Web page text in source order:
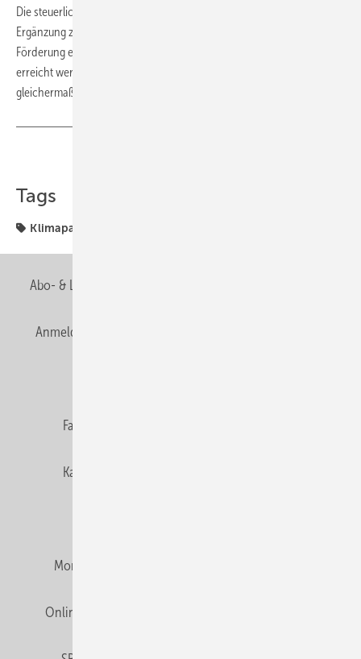
Die steuerliche Förderung selbst genutzten Wohneigentums wird in
Ergänzung zur existierenden Förderkulisse als weitere Säule der
Förderung eingeführt. Durch einen Abzug von der Steuerschuld soll
erreicht werden, dass Gebäudebesitzer aller Einkommensklassen
gleichermaßen von der Maßnahme profitieren.
Tags
Klimapaket
Abo- & Leserservice
Anmelden
Fachbeiträge
Karriere bei Gentner
Montagezeiten Heizung
Online Mediadaten